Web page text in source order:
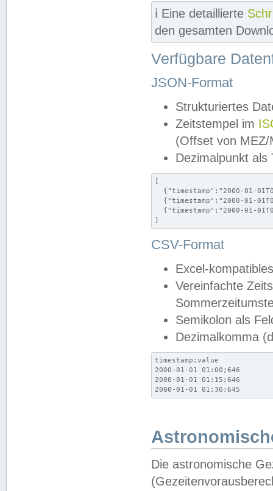
ℹ️ Eine detaillierte
den gesamten
Verfügbare
JSON-Format
Strukturiertes
Zeitstempel im
(Offset von MEZ/
Dezimalpunkt als
[
{"timestamp":"2000-01-
{"timestamp":"2000-01-
{"timestamp":"2000-01-
]
CSV-Format
Excel-
Vereinfachte
Semikolon als
Dezimalkomma
timestamp;value
2000-01-01 01:00;646
2000-01-01 01:15;646
2000-01-01 01:30;645
Die astronomische